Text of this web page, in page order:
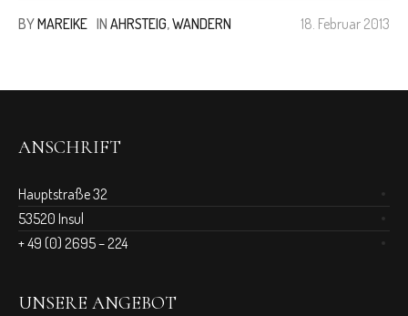
18. Februar 2013
BYMAREIKE IN AHRSTEIG,WANDERN
ANSCHRIFT
Hauptstraße 32
53520 Insul
+ 49 (0) 2695 – 224
UNSERE ANGEBOT